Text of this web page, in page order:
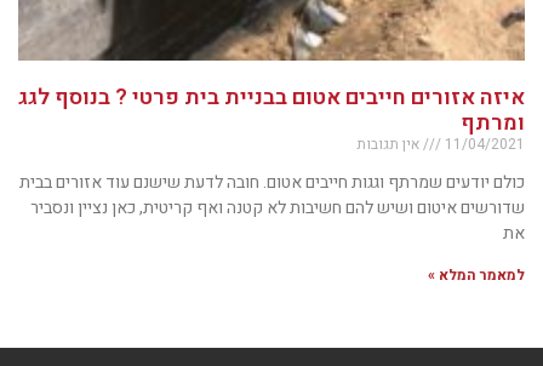
איזה אזורים חייבים אטום בבניית בית פרטי ? בנוסף לגג
ומרתף
11/04/2021 אין תגובות
כולם יודעים שמרתף וגגות חייבים אטום. חובה לדעת שישנם עוד אזורים בבית
שדורשים איטום ושיש להם חשיבות לא קטנה ואף קריטית, כאן נציין ונסביר
את
למאמר המלא »